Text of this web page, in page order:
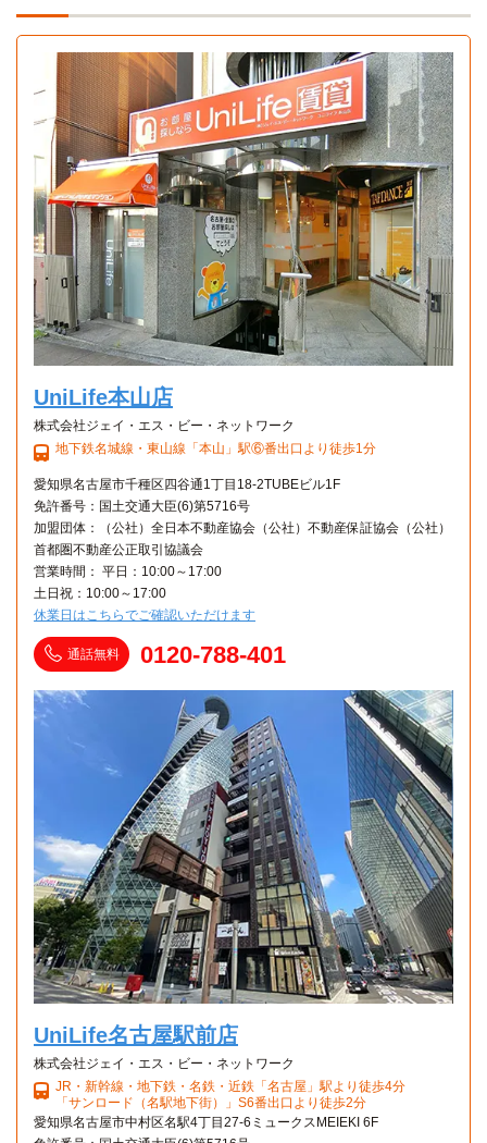
1Kタイプ
1K 24㎡〜24㎡
UniLife本山店
株式会社ジェイ・エス・ビー・ネットワーク
地下鉄名城線・東山線「本山」駅⑥番出口より徒歩1分
愛知県名古屋市千種区四谷通1丁目18-2TUBEビル1F
免許番号：国土交通大臣(6)第5716号
加盟団体：（公社）全日本不動産協会（公社）不動産保証協会（公社）
首都圏不動産公正取引協議会
営業時間： 平日：10:00～17:00
土日祝：10:00～17:00
休業日はこちらでご確認いただけます
通話無料 0120-788-401
UniLife名古屋駅前店
株式会社ジェイ・エス・ビー・ネットワーク
JR・新幹線・地下鉄・名鉄・近鉄「名古屋」駅より徒歩4分
「サンロード（名駅地下街）」S6番出口より徒歩2分
愛知県名古屋市中村区名駅4丁目27-6ミュークスMEIEKI 6F